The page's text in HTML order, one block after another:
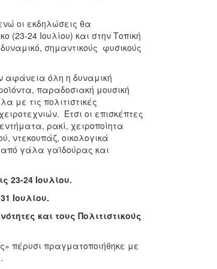
οι εκδηλώσεις θα
(23-24 Ιουλίου) και στην Τοπική
σημαντικούς φυσικούς
αφάνεια όλη η δυναμική
παραδοσιακή μουσική
με τις πολιτιστικές
Έτσι οι επισκέπτες
ρακί, χειροποίητα
ντεκουπάζ, οικολογικά
γάλα γαϊδούρας και
23-24 Ιουλίου.
Ιουλίου.
και τους Πολιτιστικούς
πέρυσι πραγματοποιήθηκε με